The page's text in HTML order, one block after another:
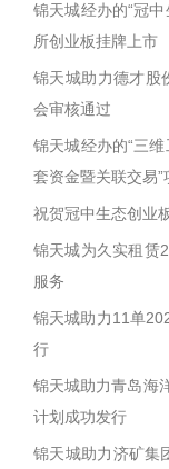
锦天城经办的“冠
所创业板挂牌上市
锦天城助力德才股
会审核通过
锦天城经办的“三
套资金暨关联交易
祝贺冠中生态创业
锦天城为久实租赁
服务
锦天城助力11单
行
锦天城助力青岛海
计划成功发行
锦天城助力济矿集